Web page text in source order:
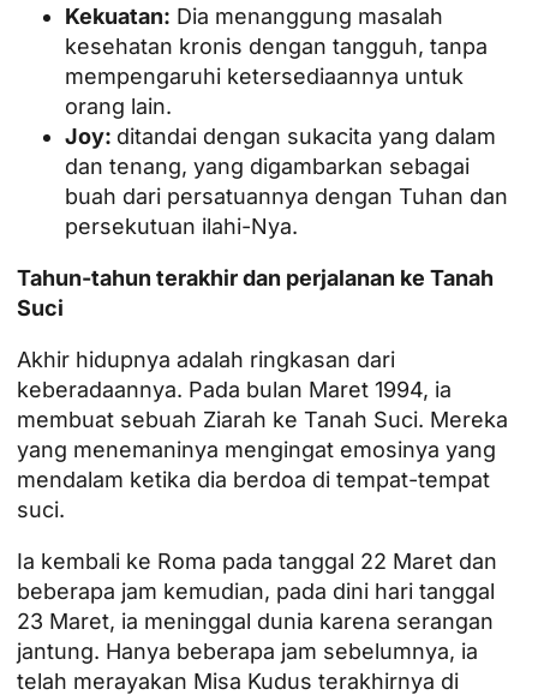
Kekuatan: Dia menanggung masalah
kesehatan kronis dengan tangguh, tanpa
mempengaruhi ketersediaannya untuk
orang lain.
Joy: ditandai dengan sukacita yang dalam
dan tenang, yang digambarkan sebagai
buah dari persatuannya dengan Tuhan dan
persekutuan ilahi-Nya.
Tahun-tahun terakhir dan perjalanan ke Tanah
Suci
Akhir hidupnya adalah ringkasan dari
keberadaannya. Pada bulan Maret 1994, ia
membuat sebuah Ziarah ke Tanah Suci. Mereka
yang menemaninya mengingat emosinya yang
mendalam ketika dia berdoa di tempat-tempat
suci.
Ia kembali ke Roma pada tanggal 22 Maret dan
beberapa jam kemudian, pada dini hari tanggal
23 Maret, ia meninggal dunia karena serangan
jantung. Hanya beberapa jam sebelumnya, ia
telah merayakan Misa Kudus terakhirnya di